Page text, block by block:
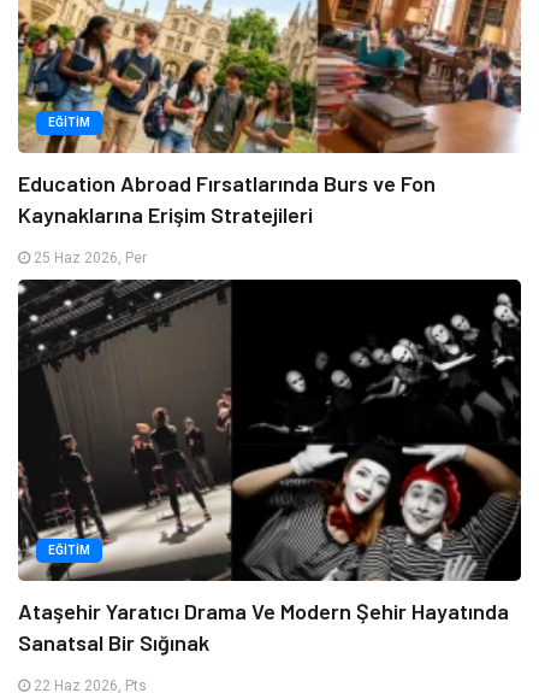
EĞITIM
Education Abroad Fırsatlarında Burs ve Fon
Kaynaklarına Erişim Stratejileri
25 Haz 2026, Per
EĞITIM
Ataşehir Yaratıcı Drama Ve Modern Şehir Hayatında
Sanatsal Bir Sığınak
22 Haz 2026, Pts